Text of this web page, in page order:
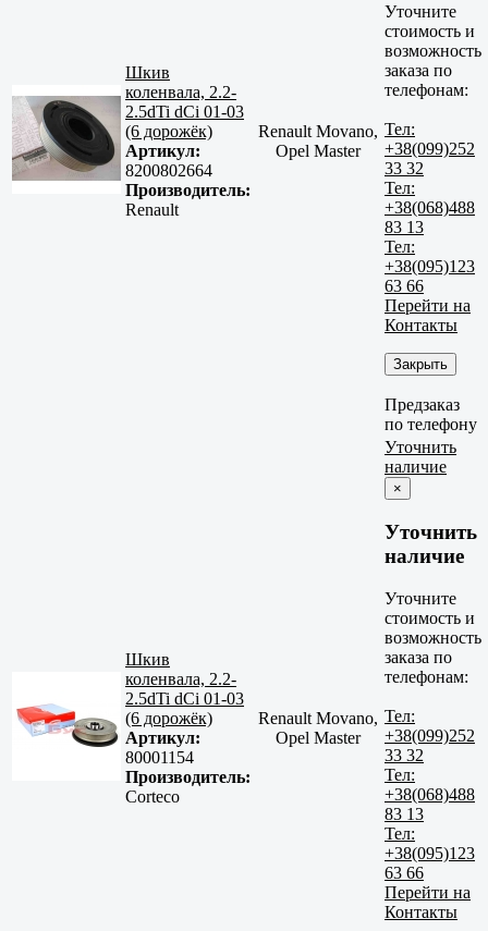
Шкив
коленвала, 2.2-
2.5dTi dCi 01-03
(6 дорожёк)
Артикул:
8200802664
Производитель:
Renault
Renault Movano,
Opel Master
Уточните
стоимость и
возможность
заказа по
телефонам:
Тел:
+38(099)252
33 32
Тел:
+38(068)488
83 13
Тел:
+38(095)123
63 66
Перейти на
Контакты
Закрыть
Предзаказ
по телефону
Шкив
коленвала, 2.2-
2.5dTi dCi 01-03
(6 дорожёк)
Артикул:
80001154
Производитель:
Corteco
Renault Movano,
Opel Master
Уточнить
наличие
×
Уточнить
наличие
Уточните
стоимость и
возможность
заказа по
телефонам:
Тел:
+38(099)252
33 32
Тел:
+38(068)488
83 13
Тел:
+38(095)123
63 66
Перейти на
Контакты